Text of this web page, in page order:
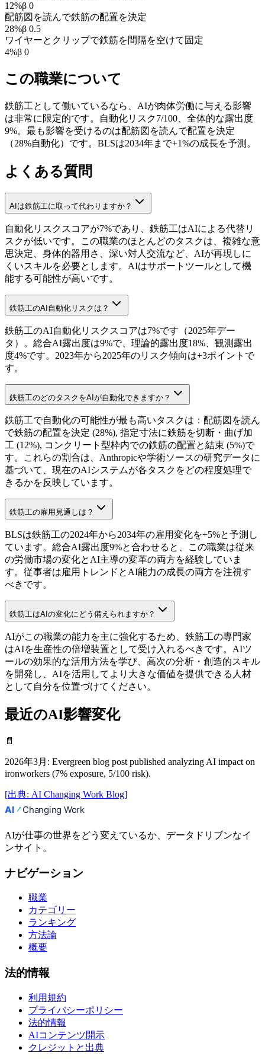
12%β 0
配筋図を読んで鉄筋の配置を決定
28%β 0.5
ワイヤーとクリップで鉄筋を間隔を空けて固定
4%β 0
この職業について
鉄筋工として働いているなら、AIが肉体労働に与える影響
は非常に限定的です。自動化リスク7/100、全体的な露出度
9%。最も影響を受けるのは配筋図を読んで配置を決定
（28%自動化）です。BLSは2034年まで+1%の成長を予測。
よくある質問
AIは鉄筋工に取って代わりますか？
自動化リスクスコアが7%であり、鉄筋工はAIによる代替リ
スクが低いです。この職業のほとんどのタスクは、複雑な意
思決定、身体的器用さ、深い対人交流など、AIが再現しに
くいスキルを必要とします。AIはサポートツールとして機
能する可能性が高いです。
鉄筋工のAI自動化リスクは？
鉄筋工のAI自動化リスクスコアは7%です（2025年デー
タ）。総合AI露出度は9%で、理論的露出度18%、観測露出
度4%です。2023年から2025年のリスク傾向は+3ポイントで
す。
鉄筋工のどのタスクをAIが自動化できますか？
鉄筋工で自動化の可能性が最も高いタスクは：配筋図を読ん
で鉄筋の配置を決定 (28%), 指定寸法に鉄筋を切断・曲げ加
工 (12%), コンクリート型枠内での鉄筋の配置と結束 (5%)で
す。これらの割合は、Anthropicや学術ソースの研究データに
基づいて、現在のAIシステムが各タスクをどの程度処理で
きるかを反映しています。
鉄筋工の雇用見通しは？
BLSは鉄筋工の2024年から2034年の雇用変化を+5%と予測し
ています。総合AI露出度9%と合わせると、この職業は従来
の労働市場の変化とAI主導の変革の両方を経験していま
す。従事者は雇用トレンドとAI能力の成長の両方を注視す
べきです。
鉄筋工はAIの変化にどう備えられますか？
AIがこの職業の能力を主に強化するため、鉄筋工の専門家
はAIを生産性の倍増装置として受け入れるべきです。AIツ
ールの効果的な活用方法を学び、高次の分析・創造的スキル
を開発し、AIを活用してより大きな価値を提供できる人材
として自分を位置づけてください。
最近のAI影響変化
📄
2026年3月 : Evergreen blog post published analyzing AI impact on
ironworkers (7% exposure, 5/100 risk).
[出典: AI Changing Work Blog]
AIが仕事の世界をどう変えているか、データドリブンなイ
ンサイト。
ナビゲーション
職業
カテゴリー
ランキング
方法論
概要
法的情報
利用規約
プライバシーポリシー
法的情報
AIコンテンツ開示
クレジットと出典